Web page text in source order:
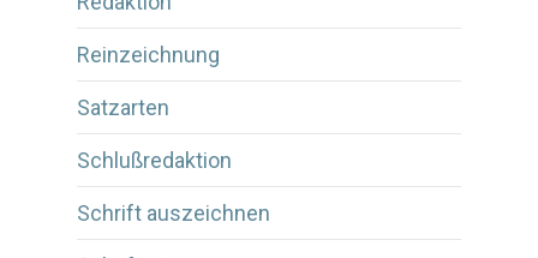
Reinzeichnung
Satzarten
Schlußredaktion
Schrift auszeichnen